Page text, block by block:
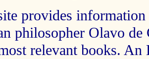
provides
philosopher Olavo de
relevant books.